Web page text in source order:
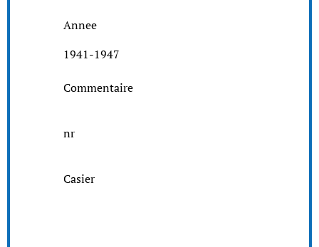
Annee
1941-1947
Commentaire
nr
Casier